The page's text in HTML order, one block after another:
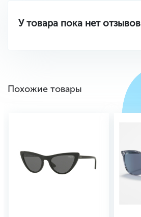
У товара пока нет отзывов
Похожие товары